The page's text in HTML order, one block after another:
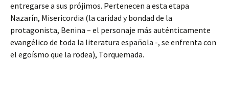
entregarse a sus prójimos. Pertenecen a esta etapa
Nazarín, Misericordia (la caridad y bondad de la
protagonista, Benina – el personaje más auténticamente
evangélico de toda la literatura española -, se enfrenta con
el egoísmo que la rodea), Torquemada.